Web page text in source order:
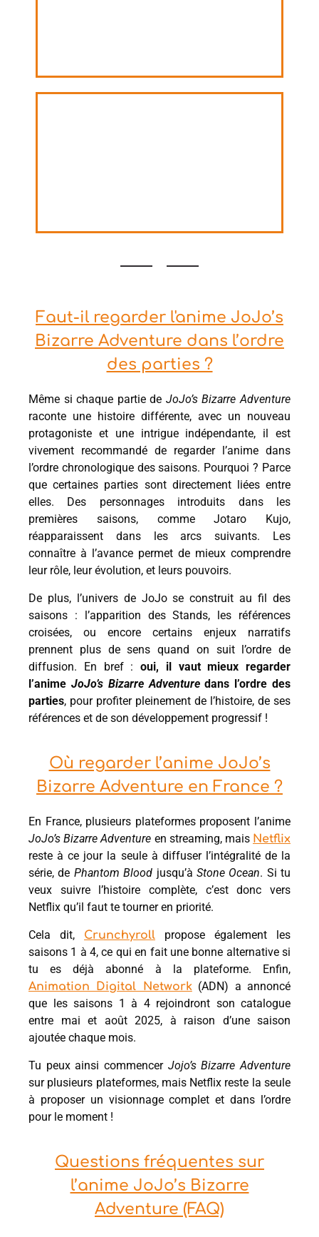
Faut-il regarder l'anime JoJo’s
Bizarre Adventure dans l’ordre
des parties ?
Même si chaque partie de JoJo’s Bizarre Adventure
raconte une histoire différente, avec un nouveau
protagoniste et une intrigue indépendante, il est
vivement recommandé de regarder l’anime dans
l’ordre chronologique des saisons. Pourquoi ? Parce
que certaines parties sont directement liées entre
elles. Des personnages introduits dans les
premières saisons, comme Jotaro Kujo,
réapparaissent dans les arcs suivants. Les
connaître à l’avance permet de mieux comprendre
leur rôle, leur évolution, et leurs pouvoirs.
De plus, l’univers de JoJo se construit au fil des
saisons : l’apparition des Stands, les références
croisées, ou encore certains enjeux narratifs
prennent plus de sens quand on suit l’ordre de
diffusion. En bref : oui, il vaut mieux regarder
l’anime JoJo’s Bizarre Adventuredans l’ordre des
parties, pour profiter pleinement de l’histoire, de ses
références et de son développement progressif !
Où regarder l’anime JoJo’s
Bizarre Adventure en France ?
En France, plusieurs plateformes proposent l’anime
JoJo’s Bizarre Adventure en streaming, mais Netflix
reste à ce jour la seule à diffuser l’intégralité de la
série, de Phantom Blood jusqu’à Stone Ocean. Si tu
veux suivre l’histoire complète, c’est donc vers
Netflix qu’il faut te tourner en priorité.
Cela dit, Crunchyroll propose également les
saisons 1 à 4, ce qui en fait une bonne alternative si
tu es déjà abonné à la plateforme. Enfin,
Animation Digital Network(ADN) a annoncé
que les saisons 1 à 4 rejoindront son catalogue
entre mai et août 2025, à raison d’une saison
ajoutée chaque mois.
Tu peux ainsi commencer Jojo’s Bizarre Adventure
sur plusieurs plateformes, mais Netflix reste la seule
à proposer un visionnage complet et dans l’ordre
pour le moment !
Questions fréquentes sur
l’anime JoJo’s Bizarre
Adventure (FAQ)